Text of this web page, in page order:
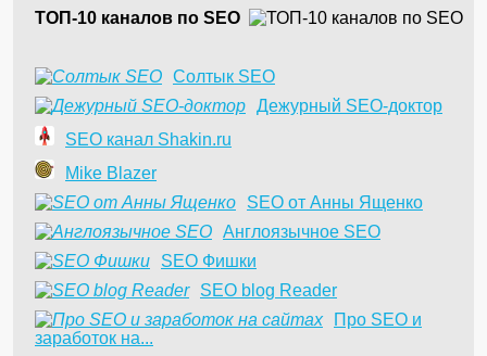
ТОП-10 каналов по SEO
Солтык SEO
Дежурный SEO-доктор
SEO канал Shakin.ru
Mike Blazer
SEO от Анны Ященко
Англоязычное SEO
SEO Фишки
SEO blog Reader
Про SEO и
заработок на...